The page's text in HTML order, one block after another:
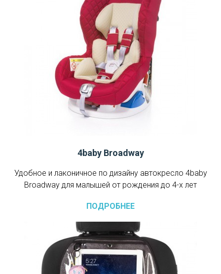
4baby Broadway
Удобное и лаконичное по дизайну автокресло 4baby
Broadway для малышей от рождения до 4-х лет
ПОДРОБНЕЕ